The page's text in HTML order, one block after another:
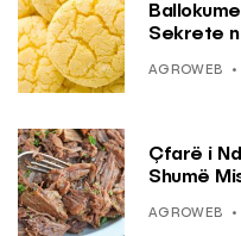
Sekrete
AGROWEB
Çfarë i
Shumë
AGROWEB